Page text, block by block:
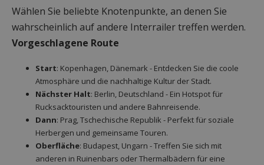
Wählen Sie beliebte Knotenpunkte, an denen Sie
wahrscheinlich auf andere Interrailer treffen werden.
Vorgeschlagene Route
Start: Kopenhagen, Dänemark - Entdecken Sie die coole
Atmosphäre und die nachhaltige Kultur der Stadt.
Nächster Halt: Berlin, Deutschland - Ein Hotspot für
Rucksacktouristen und andere Bahnreisende.
Dann: Prag, Tschechische Republik - Perfekt für soziale
Herbergen und gemeinsame Touren.
Oberfläche: Budapest, Ungarn - Treffen Sie sich mit
anderen in Ruinenbars oder Thermalbädern für eine